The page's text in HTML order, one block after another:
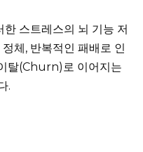
스트레스의 뇌 기능 저
체, 반복적인 패배로 인
탈(Churn)로 이어지는
.